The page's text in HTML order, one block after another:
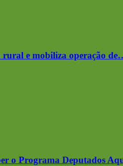
rural e mobiliza operação
o Programa Deputados